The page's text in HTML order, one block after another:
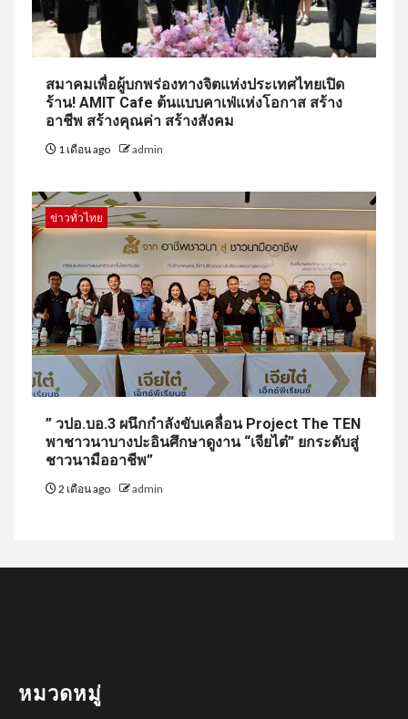
สมาคมเพื่อผู้บกพร่องทางจิตแห่งประเทศไทยเปิด
ร้าน! AMIT Cafe ต้นแบบคาเฟ่แห่งโอกาส สร้าง
อาชีพ สร้างคุณค่า สร้างสังคม
1 เดือน ago admin
ข่าวทั่วไทย
” วปอ.บอ.3 ผนึกกำลังขับเคลื่อน Project The TEN
พาชาวนาบางปะอินศึกษาดูงาน “เจียไต๋” ยกระดับสู่
ชาวนามืออาชีพ”
2 เดือน ago admin
หมวดหมู่